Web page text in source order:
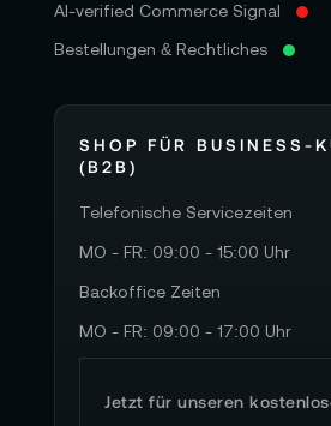
AI-verified Commerce Signal
Bestellungen & Rechtliches
SHOP FÜR BUSINESS-
(B2B)
Telefonische Servicezeiten
MO - FR: 09:00 - 15:00 Uhr
Backoffice Zeiten
MO - FR: 09:00 - 17:00 Uhr
Jetzt für unseren